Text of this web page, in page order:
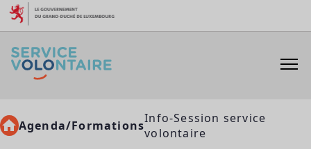
Aller au contenu
Agenda/FormationsInfo-Session service
volontaire